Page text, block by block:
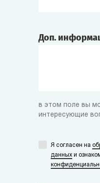
Доп.
в этом поле вы
интересующие
Я согласен на
данных и